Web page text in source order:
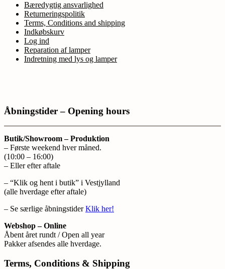
Bæredygtig ansvarlighed
Returneringspolitik
Terms, Conditions and shipping
Indkøbskurv
Log ind
Reparation af lamper
Indretning med lys og lamper
Åbningstider – Opening hours
Butik/Showroom – Produktion
– Første weekend hver måned.
(10:00 – 16:00)
– Eller efter aftale
– “Klik og hent i butik” i Vestjylland
(alle hverdage efter aftale)
– Se særlige åbningstiderKlik her!
Webshop – Online
Åbent året rundt / Open all year
Pakker afsendes alle hverdage.
Terms, Conditions & Shipping